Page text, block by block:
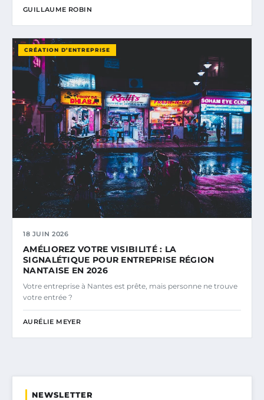
GUILLAUME ROBIN
CRÉATION D’ENTREPRISE
18 JUIN 2026
AMÉLIOREZ VOTRE VISIBILITÉ : LA
SIGNALÉTIQUE POUR ENTREPRISE RÉGION
NANTAISE EN 2026
Votre entreprise à Nantes est prête, mais personne ne trouve
votre entrée ?
AURÉLIE MEYER
NEWSLETTER